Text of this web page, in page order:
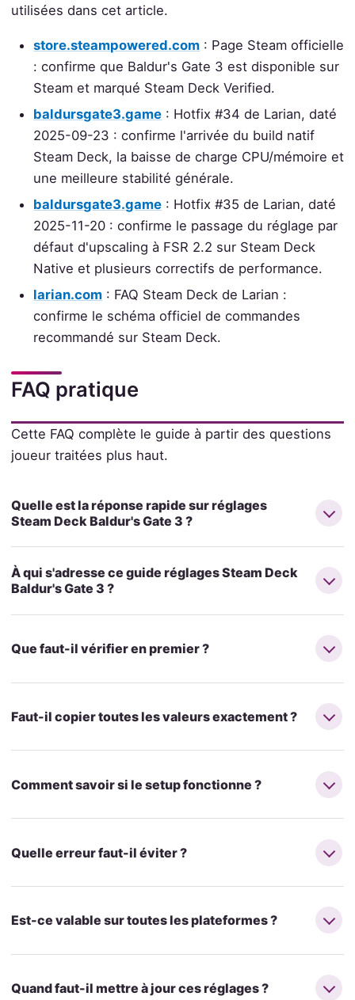
utilisées dans cet article.
store.steampowered.com : Page Steam officielle
: confirme que Baldur's Gate 3 est disponible sur
Steam et marqué Steam Deck Verified.
baldursgate3.game : Hotfix #34 de Larian, daté
2025-09-23 : confirme l'arrivée du build natif
Steam Deck, la baisse de charge CPU/mémoire et
une meilleure stabilité générale.
baldursgate3.game : Hotfix #35 de Larian, daté
2025-11-20 : confirme le passage du réglage par
défaut d'upscaling à FSR 2.2 sur Steam Deck
Native et plusieurs correctifs de performance.
larian.com : FAQ Steam Deck de Larian :
confirme le schéma officiel de commandes
recommandé sur Steam Deck.
FAQ pratique
Cette FAQ complète le guide à partir des questions
joueur traitées plus haut.
Quelle est la réponse rapide sur réglages
Steam Deck Baldur's Gate 3 ?
À qui s'adresse ce guide réglages Steam Deck
Baldur's Gate 3 ?
Que faut-il vérifier en premier ?
Faut-il copier toutes les valeurs exactement ?
Comment savoir si le setup fonctionne ?
Quelle erreur faut-il éviter ?
Est-ce valable sur toutes les plateformes ?
Quand faut-il mettre à jour ces réglages ?